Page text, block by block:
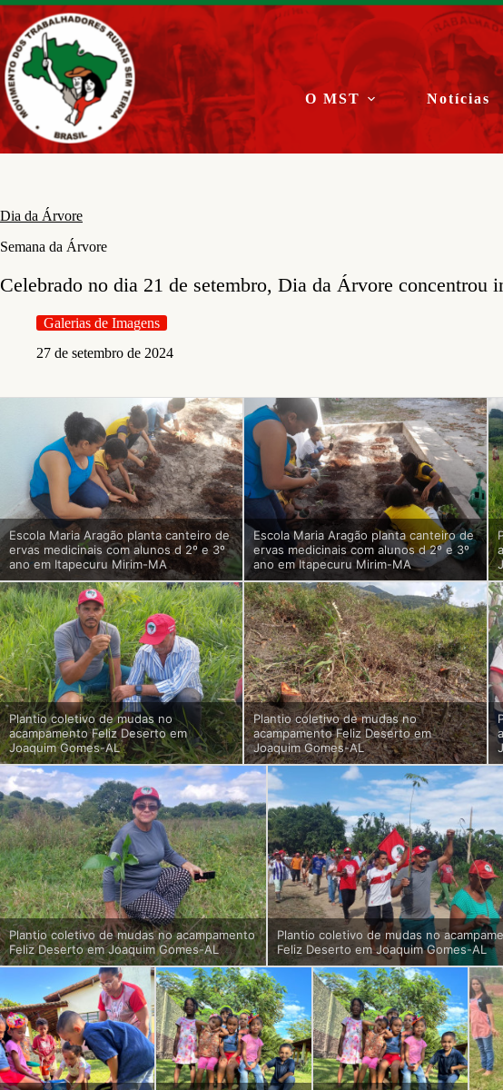
Pular
para
o
conteúdo
O MST Notícias
Dia da Árvore
Semana da Árvore
Celebrado no dia 21 de setembro, Dia da Árvore concentrou
Galerias de Imagens
27 de setembro de 2024
Escola Maria Aragão planta canteiro de
ervas medicinais com alunos d 2º e 3º
ano em Itapecuru Mirim-MA
Escola Maria Aragão planta canteiro de
ervas medicinais com alunos d 2º e 3º
ano em Itapecuru Mirim-MA
Plantio coletivo de mudas no
acampamento Feliz Deserto em
Joaquim Gomes-AL
Plantio coletivo de mudas no
acampamento Feliz Deserto em
Joaquim Gomes-AL
Plantio coletivo de mudas no acampamento
Feliz Deserto em Joaquim Gomes-AL
Plantio coletivo de mudas no
Feliz Deserto em Joaquim Gomes-AL